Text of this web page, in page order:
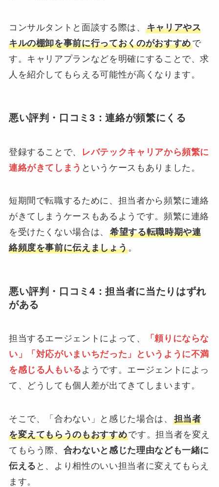
コンサルタントと面談する際は、 キャリアやス
キルの棚卸を事前に行っておくのがおすすめで
す。キャリアプランなどを明確にすることで、求
人を紹介してもらえる可能性が高くなります。
悪い評判・口コミ3：連絡が頻繁にくる
登録することで、 レバテックキャリアから頻繁に
連絡がきてしまう というケースもありました。
短期間で転職するために、担当者から頻繁に連絡
がきてしまうケースもあるようです。頻繁に連絡
を受けたくない場合は、希望する転職時期や連
絡頻度を事前に伝えましょう。
悪い評判・口コミ4：担当者に当たりはずれ
がある
担当するエージェントによって、
「頼りにならな
い」「対応がいまいちだった」というように不満
を感じる人もいる ようです。エージェントによっ
て、どうしても個人差が出てきてしまいます。
そこで、「合わない」と感じた場合は、 担当者
を変えてもらうのもおすすめです。担当者を変え
てもらう際、 合わないと感じた理由なども一緒に
伝える と、より相性のいい担当者に変えてもらえ
ます。